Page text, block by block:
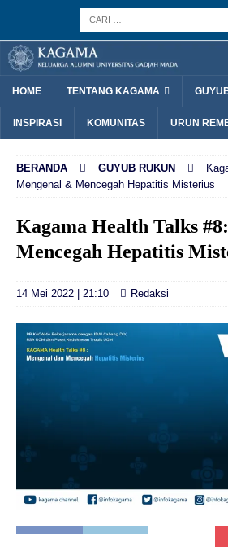
HOME TENTANG KAGAMA
INSPIRASI KOMUNITAS URUN
BERANDA GUYUB RUKUN
Mengenal & Mencegah Hepatitis Misterius
Kagama Health Talks
Mencegah Hepatitis
14 Mei 2022 | 21:10 Redaksi